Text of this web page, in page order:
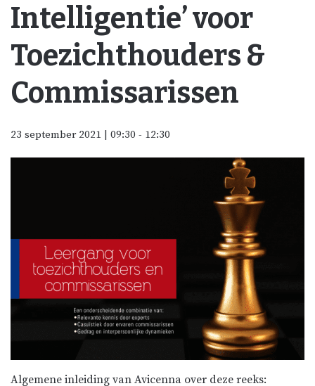
Intelligentie’ voor
Toezichthouders &
Commissarissen
23 september 2021 | 09:30 - 12:30
Algemene inleiding van Avicenna over deze reeks: